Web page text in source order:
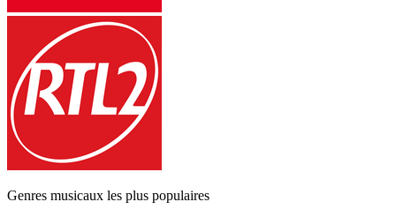
Genres musicaux les plus populaires